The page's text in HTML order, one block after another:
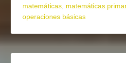
matemáticas, matemáticas
operaciones básicas